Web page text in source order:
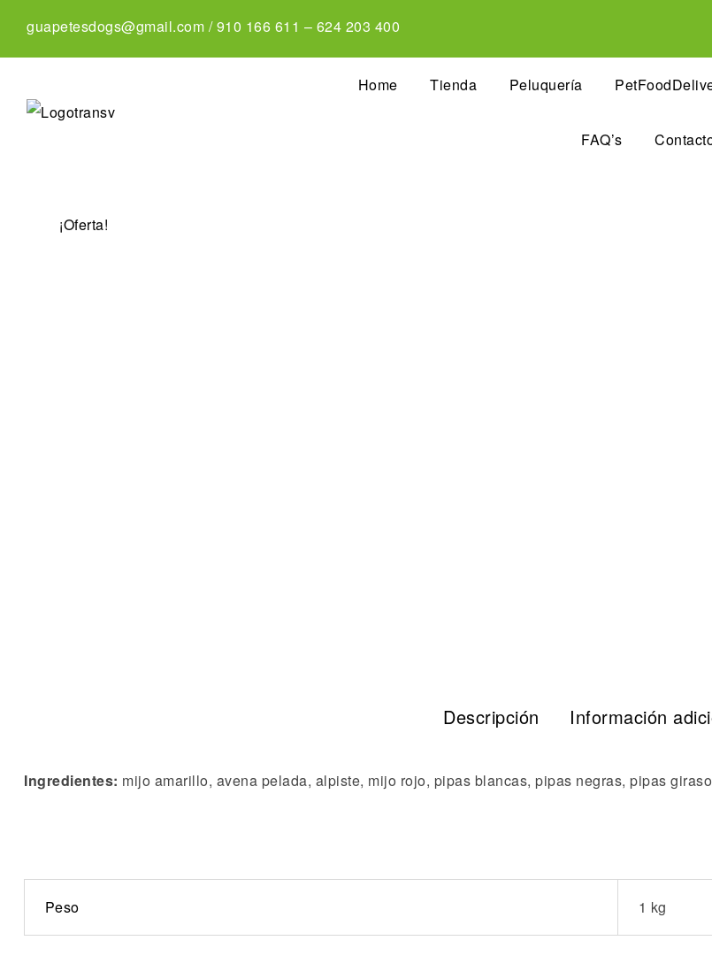
guapetesdogs@gmail.com /910 166 611 – 624 203 400
Home Tienda Peluquería
FAQ’s
¡Oferta!
Descripción Información
Ingredientes: mijo amarillo, avena pelada, alpiste, mijo rojo, pipas blancas, pipas negras, pipas
Peso 1 kg